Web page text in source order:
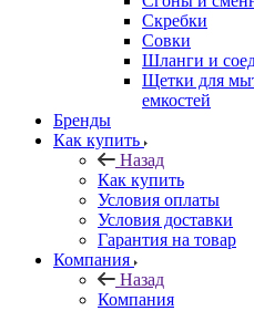
Скребки
Совки
Шланги и
Щетки для
емкостей
Бренды
Как купить
Назад
Как купить
Условия оплаты
Условия доставки
Гарантия на товар
Компания
Назад
Компания